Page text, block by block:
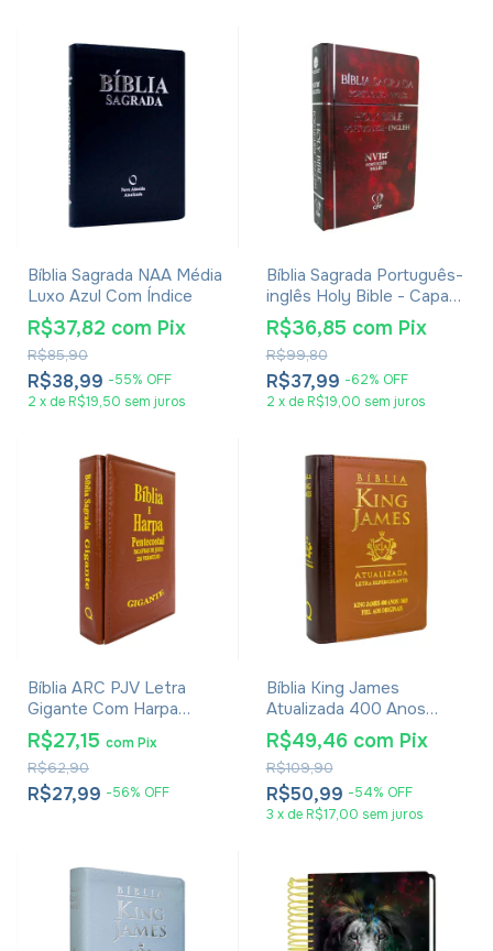
Bíblia Sagrada NAA Média
Luxo Azul Com Índice
R$38,99 -55% OFF
R$85,90
R$37,82 com Pix
2 x de R$19,50 sem juros
Bíblia Sagrada Português-
inglês Holy Bible - Capa
Vermelha
R$37,99 -62% OFF
R$99,80
R$36,85 com Pix
2 x de R$19,00 sem juros
Bíblia ARC PJV Letra
Gigante Com Harpa
Avivada E Corinhos -
Capa Carteira Marrom
R$27,99 -56% OFF
R$62,90
R$27,15 comPix
Bíblia King James
Atualizada 400 Anos
Letra Hipergigante - Luxo
Marrom Bicolor
R$50,99 -54% OFF
R$109,90
R$49,46 com Pix
3 x de R$17,00 sem juros